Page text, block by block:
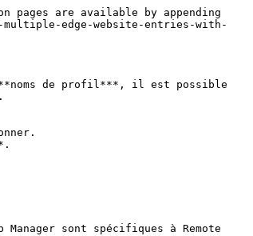
pages are available by appending
edge-website-entries-with-
de profil***, il est possible